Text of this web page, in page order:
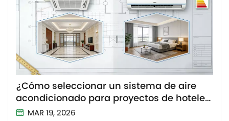
¿Cómo seleccionar un sistema de aire
acondicionado para proyectos de hoteles
y apartamentos?
MAR 19, 2026